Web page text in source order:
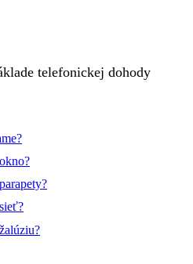
telefonickej dohody